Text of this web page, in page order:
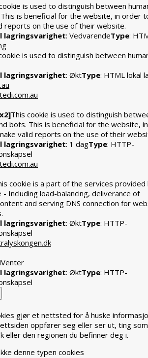
is used to distinguish between
is beneficial for the website, in order
reports on the use of their website.
lagringsvarighet: VedvarendeType:
is used to distinguish between
lagringsvarighet: ØktType: HTML lokal
This cookie is used to distinguish
bots. This is beneficial for the website, in
valid reports on the use of their
lagringsvarighet: 1 dagType: HTTP-
cookie is a part of the services provided
- Including load-balancing, deliverance of
and serving DNS connection for
lagringsvarighet: ØktType: HTTP-
Venter
lagringsvarighet: ØktType: HTTP-
gjør et nettsted for å huske
oppfører seg eller ser ut, ting
eller den regionen du befinner deg i.
denne typen cookies